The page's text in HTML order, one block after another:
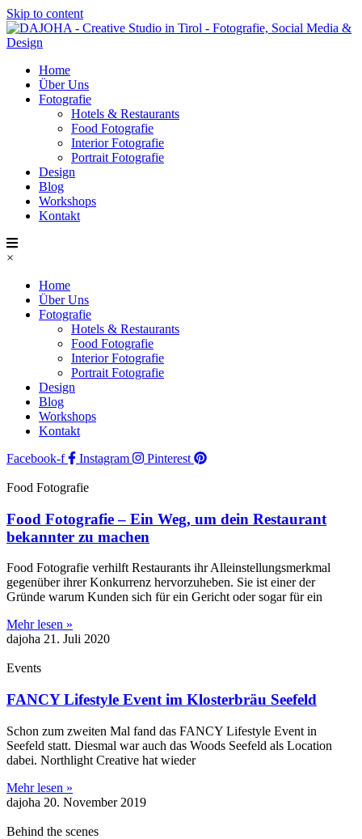
Skip to content
Home
Über Uns
Fotografie
Hotels & Restaurants
Food Fotografie
Interior Fotografie
Portrait Fotografie
Design
Blog
Workshops
Kontakt
×
Home
Über Uns
Fotografie
Hotels & Restaurants
Food Fotografie
Interior Fotografie
Portrait Fotografie
Design
Blog
Workshops
Kontakt
Facebook-f
Instagram Pinterest
Food Fotografie
Food Fotografie – Ein Weg, um dein Restaurant
bekannter zu machen
Food Fotografie verhilft Restaurants ihr Alleinstellungsmerkmal
gegenüber ihrer Konkurrenz hervorzuheben. Sie ist einer der
Gründe warum Kunden sich für ein Gericht oder sogar für ein
Mehr lesen »
dajoha 21. Juli 2020
Events
FANCY Lifestyle Event im Klosterbräu Seefeld
Schon zum zweiten Mal fand das FANCY Lifestyle Event in
Seefeld statt. Diesmal war auch das Woods Seefeld als Location
dabei. Northlight Creative hat wieder
Mehr lesen »
dajoha 20. November 2019
Behind the scenes